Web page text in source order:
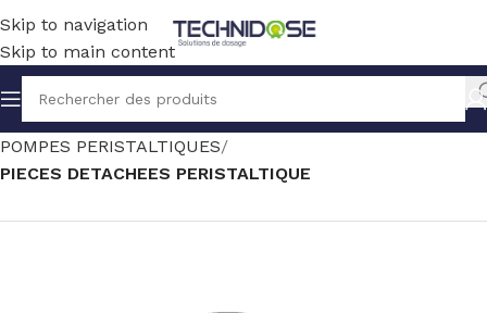
Skip to navigation
Skip to main content
Accueil TRAITEMENT EAU DOSAGE
POMPES PERISTALTIQUES
PIECES DETACHEES PERISTALTIQUE